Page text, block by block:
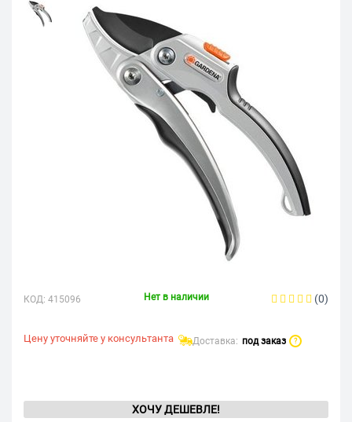
КОД: 415096 Нет в наличии (0)
Цену уточняйте у консультанта Доставка: под заказ ?
ХОЧУ ДЕШЕВЛЕ!